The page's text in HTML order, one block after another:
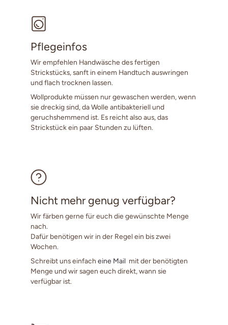
Pflegeinfos
Wir empfehlen Handwäsche des fertigen
Strickstücks, sanft in einem Handtuch auswringen
und flach trocknen lassen.
Wollprodukte müssen nur gewaschen werden, wenn
sie dreckig sind, da Wolle antibakteriell und
geruchshemmend ist. Es reicht also aus, das
Strickstück ein paar Stunden zu lüften.
Nicht mehr genug verfügbar?
Wir färben gerne für euch die gewünschte Menge
nach.
Dafür benötigen wir in der Regel ein bis zwei
Wochen.
Schreibt uns einfach eine Mail mit der benötigten
Menge und wir sagen euch direkt, wann sie
verfügbar ist.